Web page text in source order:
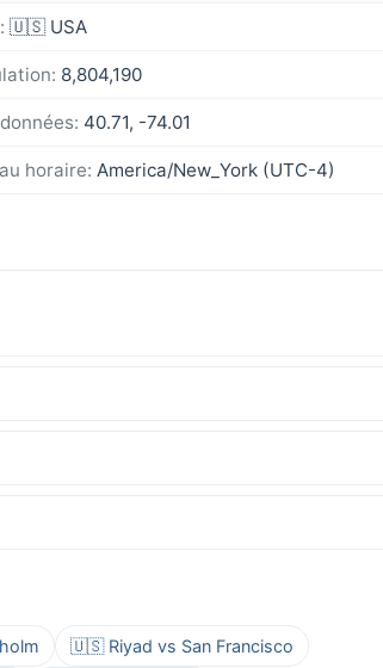
🇺🇸 USA
8,804,190
40.71, -74.01
horaire: America/New_York (UTC-4)
🇺🇸 Riyad vs San Francisco